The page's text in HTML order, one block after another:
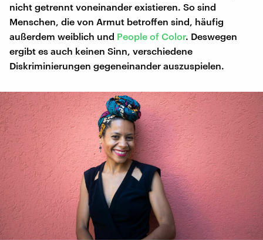
nicht getrennt voneinander existieren. So sind
Menschen, die von Armut betroffen sind, häufig
außerdem weiblich und People of Color. Deswegen
ergibt es auch keinen Sinn, verschiedene
Diskriminierungen gegeneinander auszuspielen.